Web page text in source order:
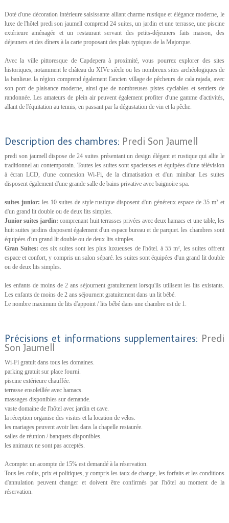
Doté d'une décoration intérieure saisissante alliant charme rustique et élégance moderne, le
luxe de l'hôtel predi son jaumell comprend 24 suites, un jardin et une terrasse, une piscine
extérieure aménagée et un restaurant servant des petits-déjeuners faits maison, des
déjeuners et des dîners à la carte proposant des plats typiques de la Majorque.
Avec la ville pittoresque de Capdepera à proximité, vous pourrez explorer des sites
historiques, notamment le château du XIVe siècle ou les nombreux sites archéologiques de
la banlieue. la région comprend également l'ancien village de pêcheurs de cala rajada, avec
son port de plaisance moderne, ainsi que de nombreuses pistes cyclables et sentiers de
randonnée. Les amateurs de plein air peuvent également profiter d'une gamme d'activités,
allant de l'équitation au tennis, en passant par la dégustation de vin et la pêche.
Description des chambres: Predi Son Jaumell
predi son jaumell dispose de 24 suites présentant un design élégant et rustique qui allie le
traditionnel au contemporain. Toutes les suites sont spacieuses et équipées d'une télévision
à écran LCD, d'une connexion Wi-Fi, de la climatisation et d'un minibar. Les suites
disposent également d'une grande salle de bains privative avec baignoire spa.
suites junior: les 10 suites de style rustique disposent d'un généreux espace de 35 m² et
d'un grand lit double ou de deux lits simples.
Junior suites jardin: comprenant huit terrasses privées avec deux hamacs et une table, les
huit suites jardins disposent également d'un espace bureau et de parquet. les chambres sont
équipées d'un grand lit double ou de deux lits simples.
Gran Suites: ces six suites sont les plus luxueuses de l'hôtel. à 55 m², les suites offrent
espace et confort, y compris un salon séparé. les suites sont équipées d'un grand lit double
ou de deux lits simples.
les enfants de moins de 2 ans séjournent gratuitement lorsqu'ils utilisent les lits existants.
Les enfants de moins de 2 ans séjournent gratuitement dans un lit bébé.
Le nombre maximum de lits d'appoint / lits bébé dans une chambre est de 1.
Précisions et informations supplementaires: Predi
Son Jaumell
Wi-Fi gratuit dans tous les domaines.
parking gratuit sur place fourni.
piscine extérieure chauffée.
terrasse ensoleillée avec hamacs.
massages disponibles sur demande.
vaste domaine de l'hôtel avec jardin et cave.
la réception organise des visites et la location de vélos.
les mariages peuvent avoir lieu dans la chapelle restaurée.
salles de réunion / banquets disponibles.
les animaux ne sont pas acceptés.
Acompte: un acompte de 15% est demandé à la réservation.
Tous les coûts, prix et politiques, y compris les taux de change, les forfaits et les conditions
d'annulation peuvent changer et doivent être confirmés par l'hôtel au moment de la
réservation.